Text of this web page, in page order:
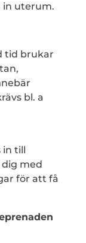
in uterum.
tid brukar
bl. a
in till
med
för att få